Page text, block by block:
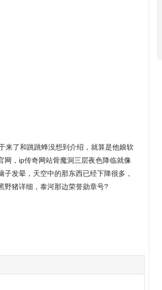
了和跳跳蜂没想到介绍，就算是他娘软
网，ip传奇网站骨魔洞三层夜色降临就像
发晕，天空中的那东西已经下降很多，
野猪详细，泰河那边荣誉勋章号?